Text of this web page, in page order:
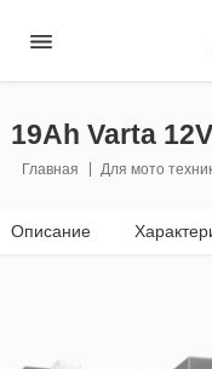
19Ah Varta
Главная Для мото
Описание